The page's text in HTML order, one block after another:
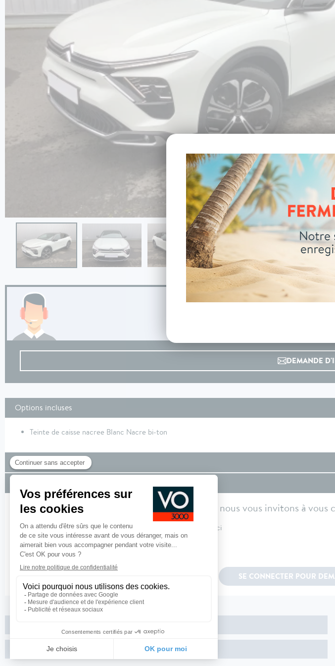
DEMANDE
Options incluses
Teinte de caisse nacree Blanc Nacre bi-ton
Équipements de série
Pour profiter de nos solutions de financement, nous vous invitons à
Pour plus de de détails sur nos offres de financement, cliquez ici
SE CONNECTER POUR
Fiche produit PDF